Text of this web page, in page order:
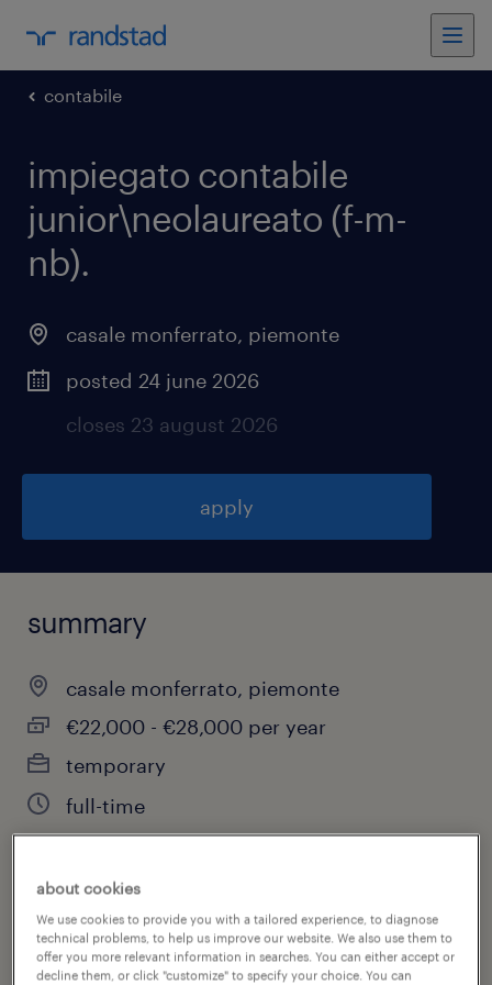
contabile
impiegato contabile
junior\neolaureato (f-m-
nb).
casale monferrato, piemonte
posted 24 june 2026
closes 23 august 2026
apply
summary
casale monferrato, piemonte
€22,000 - €28,000 per year
temporary
full-time
finance & economics
about cookies
We use cookies to provide you with a tailored experience, to diagnose
technical problems, to help us improve our website. We also use them to
offer you more relevant information in searches. You can either accept or
decline them, or click "customize" to specify your choice. You can